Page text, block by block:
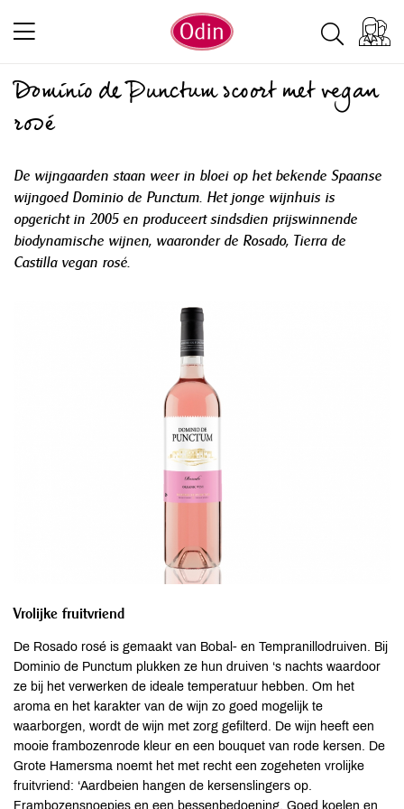
Dominio de Punctum scoort met vegan
rosé
De wijngaarden staan weer in bloei op het bekende Spaanse
wijngoed Dominio de Punctum. Het jonge wijnhuis is
opgericht in 2005 en produceert sindsdien prijswinnende
biodynamische wijnen, waaronder de Rosado, Tierra de
Castilla vegan rosé.
Vrolijke fruitvriend
De Rosado rosé is gemaakt van Bobal- en Tempranillodruiven. Bij
Dominio de Punctum plukken ze hun druiven ‘s nachts waardoor
ze bij het verwerken de ideale temperatuur hebben. Om het
aroma en het karakter van de wijn zo goed mogelijk te
waarborgen, wordt de wijn met zorg gefilterd. De wijn heeft een
mooie frambozenrode kleur en een bouquet van rode kersen. De
Grote Hamersma noemt het met recht een zogeheten vrolijke
fruitvriend: ‘Aardbeien hangen de kersenslingers op.
Frambozensnoepjes en een bessenbedoening. Goed koelen en